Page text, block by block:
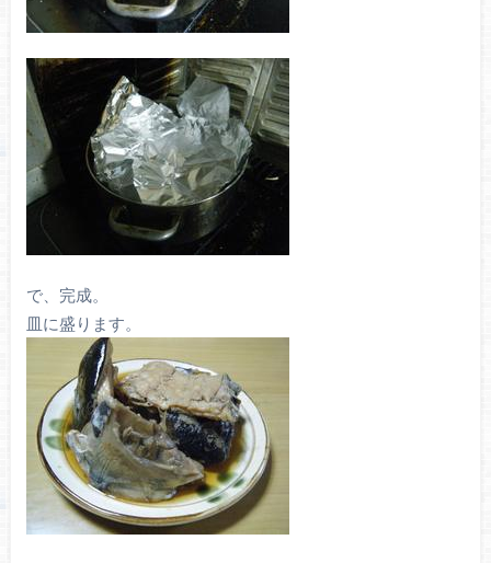
で、完成。
皿に盛ります。